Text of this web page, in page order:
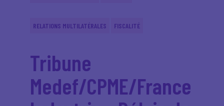
RELATIONS MULTILATÉRALES FISCALITÉ
Tribune
Medef/CPME/France